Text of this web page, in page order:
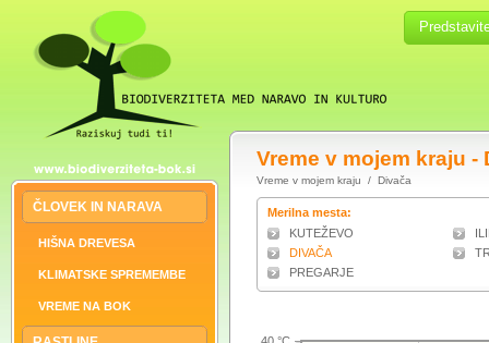
ČLOVEK IN NARAVA
HIŠNA DREVESA
KLIMATSKE SPREMEMBE
VREME NA BOK
Vreme v mojem kraju -
Vreme v mojem kraju / Divača
Merilna mesta:
KUTEŽEVO
DIVAČA
PREGARJE